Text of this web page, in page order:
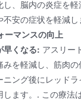
し、脳内の炎症を軽
不安の症状を軽減し
ーマンスの向上
早くなる: アスリー
みを軽減し、筋肉の
ニング後にレッドラ
します。. この療法